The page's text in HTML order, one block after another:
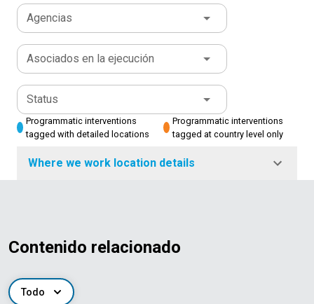
Agencias
Asociados en la ejecución
Status
Programmatic interventions
tagged with detailed locations
Programmatic interventions
tagged at country level only
Where we work location details
Contenido relacionado
Todo